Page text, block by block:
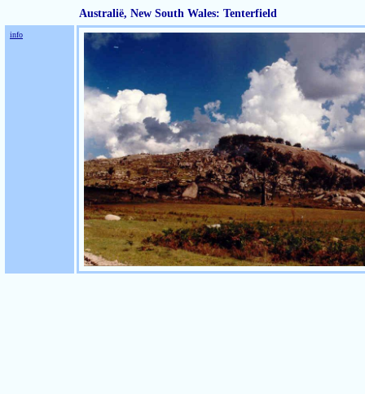
Australië, New South Wales: Tenterfield
info